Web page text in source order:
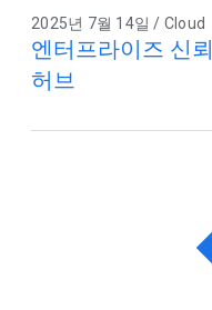
2025년 7월 14일 / Cloud
엔터프라이즈 신
허브